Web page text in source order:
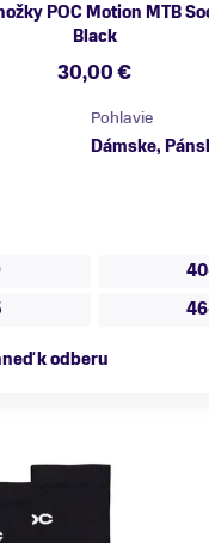
POC Motion MTB
Black
30,00 €
Pohlavie
Dámske,
k odberu